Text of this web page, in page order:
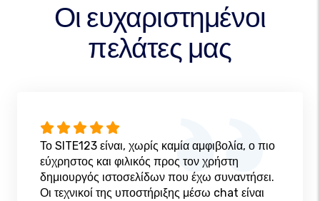
Οι ευχαριστημένοι
πελάτες μας
Το SITE123 είναι, χωρίς καμία αμφιβολία, ο πιο
εύχρηστος και φιλικός προς τον χρήστη
δημιουργός ιστοσελίδων που έχω συναντήσει.
Οι τεχνικοί της υποστήριξης μέσω chat είναι